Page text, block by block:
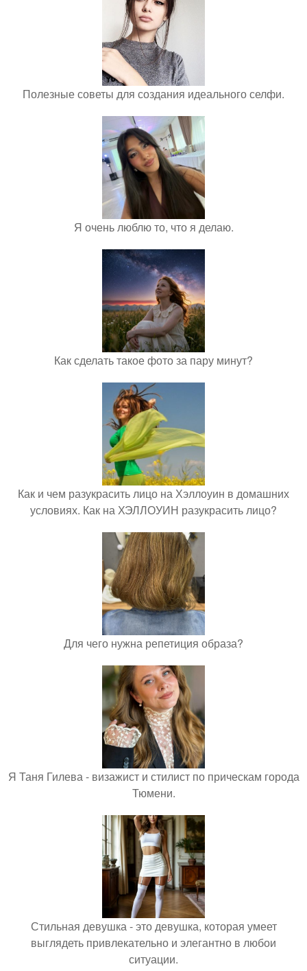
Полезные советы для создания идеального селфи.
Я очень люблю то, что я делаю.
Как сделать такое фото за пару минут?
Как и чем разукрасить лицо на Хэллоуин в домашних
условиях. Как на ХЭЛЛОУИН разукрасить лицо?
Для чего нужна репетиция образа?
Я Таня Гилева - визажист и стилист по прическам города
Тюмени.
Стильная девушка - это девушка, которая умеет
выглядеть привлекательно и элегантно в любои
ситуации.